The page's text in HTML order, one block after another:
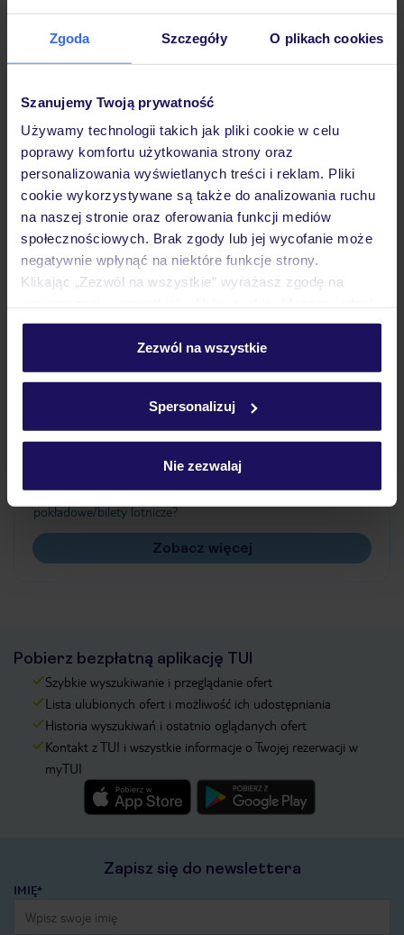
Zgoda Szczegóły O plikach cookies
Szanujemy Twoją prywatność
Używamy technologii takich jak pliki cookie w celu
poprawy komfortu użytkowania strony oraz
personalizowania wyświetlanych treści i reklam. Pliki
cookie wykorzystywane są także do analizowania ruchu
na naszej stronie oraz oferowania funkcji mediów
społecznościowych. Brak zgody lub jej wycofanie może
negatywnie wpłynąć na niektóre funkcje strony.
Klikając „Zezwól na wszystkie” wyrażasz zgodę na
personalizować swój wybór wchodząc w zakładkę
Szczegółowe informacje o plikach cookie znajdziesz
Zezwól na wszystkie
Spersonalizuj
Nie zezwalaj
Pokoje
Wyżywienie
Atrakcje
Ważne informacje
Czy w Hotelu będzie przedstawiciel TUI?
pokładowe/bilety lotnicze?
Zobacz więcej
Pobierz bezpłatną aplikację TUI
Szybkie wyszukiwanie i przeglądanie ofert
Lista ulubionych ofert i możliwość ich udostępniania
Historia wyszukiwań i ostatnio oglądanych ofert
Kontakt z TUI i wszystkie informacje o Twojej rezerwacji w
myTUI
Zapisz się do newslettera
IMIĘ*